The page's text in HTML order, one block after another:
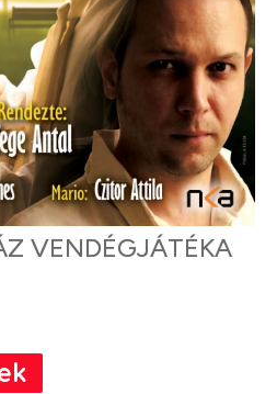
VENDÉGJÁTÉKA